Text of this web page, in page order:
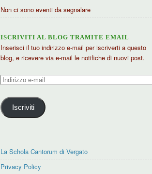
Non ci sono eventi da segnalare
ISCRIVITI AL BLOG TRAMITE EMAIL
Inserisci il tuo indirizzo e-mail per iscriverti a questo
blog, e ricevere via e-mail le notifiche di nuovi post.
Indirizzo
mail
Iscriviti
La Schola Cantorum di Vergato
Privacy Policy